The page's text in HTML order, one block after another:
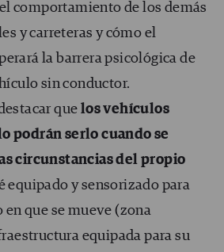
comportamiento de los demás
y carreteras y cómo el
la barrera psicológica de
sin conductor.
que los vehículos
podrán serlo cuando se
circunstancias del propio
equipado y sensorizado para
que se mueve (zona
equipada para su